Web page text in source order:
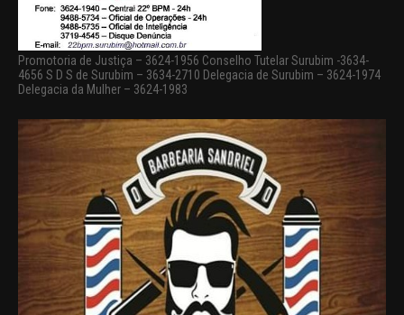
Promotoria de Justiça – 3624-1956 Conselho Tutelar Surubim -3634-
4656 S D S de Surubim – 3634-2710 Delegacia de Surubim – 3624-1974
Delegacia da Mulher – 3624-1983